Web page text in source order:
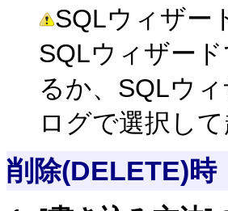
SQLウィザー
SQLウィザー
るか、SQLウ
ログで選択し
削除(DELETE)時